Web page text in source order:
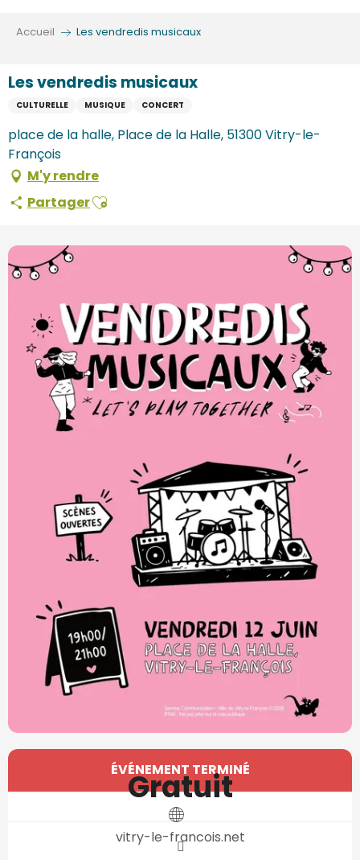
Accueil Les vendredis musicaux
Les vendredis musicaux
CULTURELLE MUSIQUE CONCERT
place de la halle, Place de la Halle, 51300 Vitry-le-
François
M'y rendre
PartagerAjouter aux favoris
Ouverture et coordonnées
ÉVÉNEMENT TERMINÉ
Gratuit
vitry-le-francois.net